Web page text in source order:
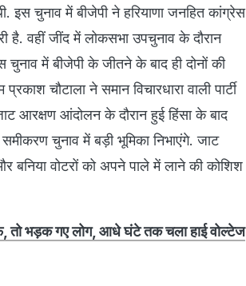
चुनाव में बीजेपी ने हरियाणा जनहित कांग्रेस
है. वहीं जींद में लोकसभा उपचुनाव के दौरान
में बीजेपी के जीतने के बाद ही दोनों की
चौटाला ने समान विचारधारा वाली पार्टी
आंदोलन के दौरान हुई हिंसा के बाद
चुनाव में बड़ी भूमिका निभाएंगे. जाट
वोटरों को अपने पाले में लाने की कोशिश
तो भड़क गए लोग, आधे घंटे तक चला हाई वोल्टेज